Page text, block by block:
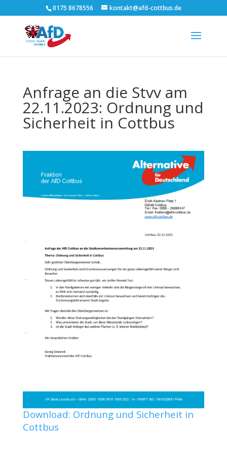
0175 8678556 kontakt@afd-cottbus.de
Anfrage an die Stvv am
22.11.2023: Ordnung und
Sicherheit in Cottbus
Download: Ordnung und Sicherheit in
Cottbus